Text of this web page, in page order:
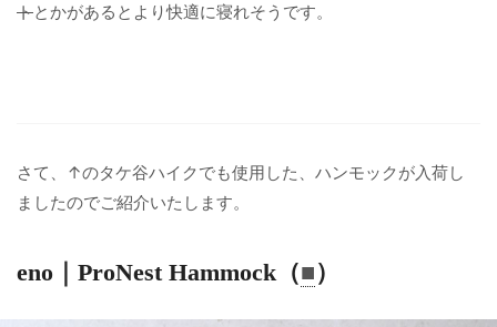
トとかがあるとより快適に寝れそうです。
さて、↑のタケ谷ハイクでも使用した、ハンモックが入荷し
ましたのでご紹介いたします。
eno｜ProNest Hammock（■）